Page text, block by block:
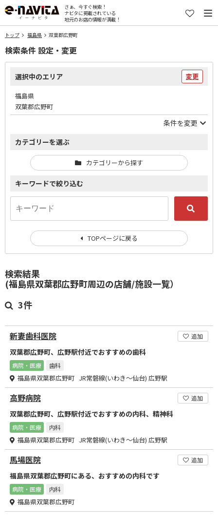
さぁ、今すぐ検索！
ナビタに掲載されている
地元のお店の情報が満載！
トップ 福島県 双葉郡広野町
検索結果
(福島県双葉郡広野町周辺の店舗/施設一覧）
3件
新妻歯科医院 追加
双葉郡広野町、広野駅付近でおすすめの歯科
病院・医療 歯科
福島県双葉郡広野町 JR常磐線(いわき～仙台) 広野駅
高野病院 追加
双葉郡広野町、広野駅付近でおすすめの内科、精神科
病院・医療 内科
福島県双葉郡広野町 JR常磐線(いわき～仙台) 広野駅
馬場医院 追加
福島県双葉郡広野町にある、おすすめの内科です
病院・医療 内科
福島県双葉郡広野町
検索条件 設定・変更
選択中のエリア 変更
福島県
双葉郡広野町
条件を変更
カテゴリーを選ぶ
カテゴリーから探す
キーワードで絞り込む
TOPページに戻る